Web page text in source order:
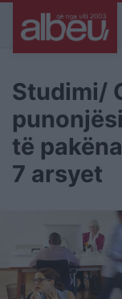
Studimi/
të
7 arsyet